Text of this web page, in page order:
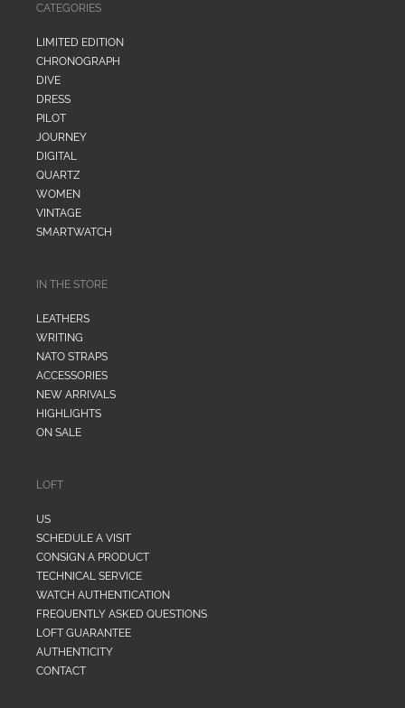
CATEGORIES
LIMITED EDITION
CHRONOGRAPH
DIVE
DRESS
PILOT
JOURNEY
DIGITAL
QUARTZ
WOMEN
VINTAGE
SMARTWATCH
IN THE STORE
LEATHERS
WRITING
NATO STRAPS
ACCESSORIES
NEW ARRIVALS
HIGHLIGHTS
ON SALE
LOFT
US
SCHEDULE A VISIT
CONSIGN A PRODUCT
TECHNICAL SERVICE
WATCH AUTHENTICATION
FREQUENTLY ASKED QUESTIONS
LOFT GUARANTEE
AUTHENTICITY
CONTACT